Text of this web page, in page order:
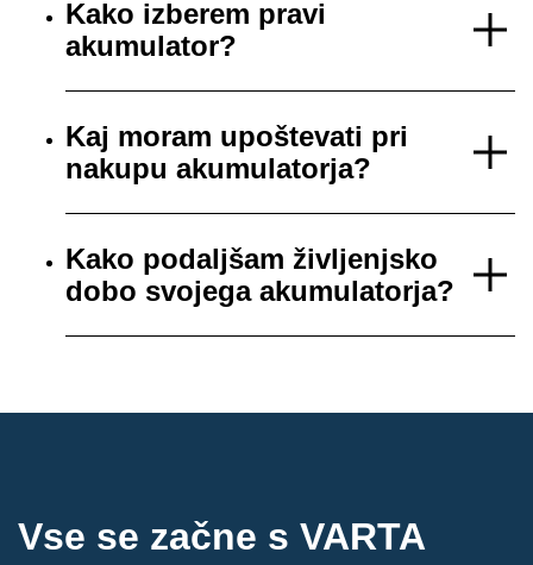
Kako izberem pravi
akumulator?
Kaj moram upoštevati pri
nakupu akumulatorja?
Kako podaljšam življenjsko
dobo svojega akumulatorja?
Vse se začne s VARTA